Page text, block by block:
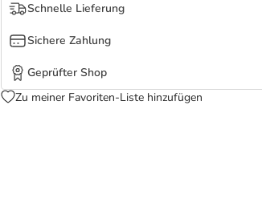
Schnelle Lieferung
Sichere Zahlung
Geprüfter Shop
Zu meiner Favoriten-Liste hinzufügen